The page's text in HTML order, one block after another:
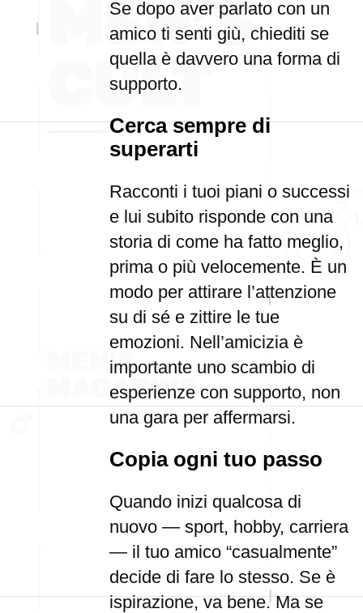
Se dopo aver parlato con un
amico ti senti giù, chiediti se
quella è davvero una forma di
supporto.
Cerca sempre di
superarti
Racconti i tuoi piani o successi
e lui subito risponde con una
storia di come ha fatto meglio,
prima o più velocemente. È un
modo per attirare l’attenzione
su di sé e zittire le tue
emozioni. Nell’amicizia è
importante uno scambio di
esperienze con supporto, non
una gara per affermarsi.
Copia ogni tuo passo
Quando inizi qualcosa di
nuovo — sport, hobby, carriera
— il tuo amico “casualmente”
decide di fare lo stesso. Se è
ispirazione, va bene. Ma se